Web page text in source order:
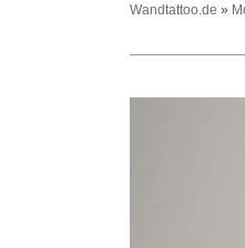
Wandtattoo.de »